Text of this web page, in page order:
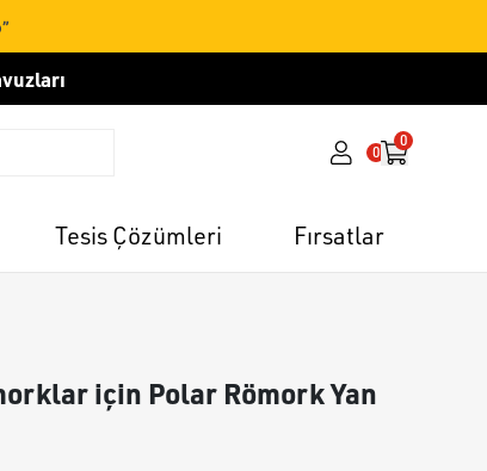
0
0
Tesis Çözümleri Fırsatlar
için Polar Römork Yan